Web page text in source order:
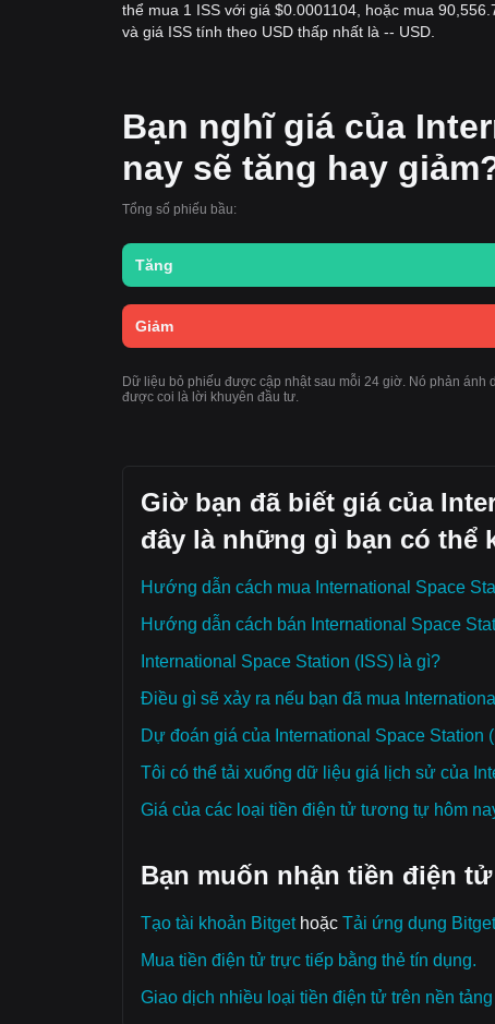
thể mua 1 ISS với giá $0.0001104, hoặc mua
và giá ISS tính theo USD thấp nhất là -- USD.
Bạn nghĩ giá của
nay sẽ tăng hay
Tổng số phiếu bầu:
Tăng
Giảm
Dữ liệu bỏ phiếu được cập nhật sau mỗi 24 giờ. Nó phản
được coi là lời khuyên đầu tư.
Giờ bạn đã biết giá của
đây là những gì bạn có thể
Hướng dẫn cách mua International Space
Hướng dẫn cách bán International Space
International Space Station (ISS) là gì?
Điều gì sẽ xảy ra nếu bạn đã mua
Dự đoán giá của International Space Station
Tôi có thể tải xuống dữ liệu giá lịch sử của
Giá của các loại tiền điện tử tương tự hôm
Bạn muốn nhận tiền điện
Tạo tài khoản Bitgethoặc Tải ứng dụng
Mua tiền điện tử trực tiếp bằng thẻ tín dụng.
Giao dịch nhiều loại tiền điện tử trên nền